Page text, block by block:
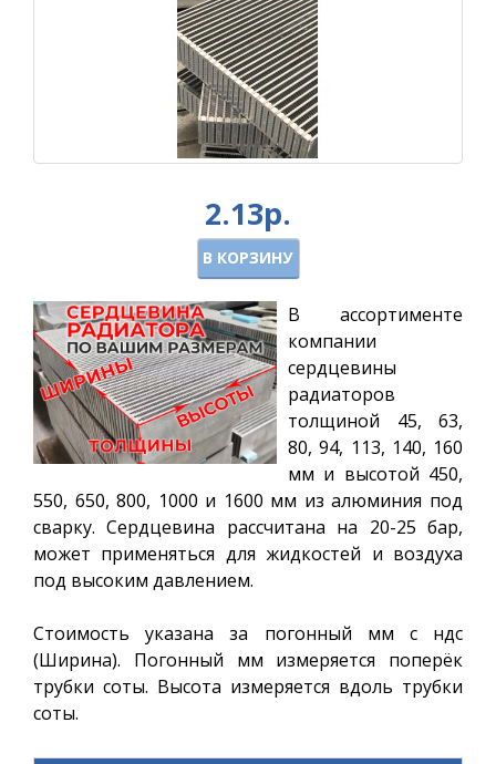
2.13р.
В КОРЗИНУ
В ассортименте
компании
сердцевины
радиаторов
толщиной 45, 63,
80, 94, 113, 140, 160
мм и высотой 450,
550, 650, 800, 1000 и 1600 мм из алюминия под
сварку. Сердцевина рассчитана на 20-25 бар,
может применяться для жидкостей и воздуха
под высоким давлением.
Стоимость указана за погонный мм с ндс
(Ширина). Погонный мм измеряется поперёк
трубки соты. Высота измеряется вдоль трубки
соты.